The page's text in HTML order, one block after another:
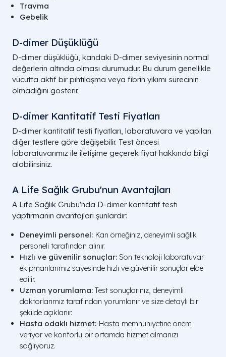
Travma
Gebelik
D-dimer Düşüklüğü
D-dimer düşüklüğü, kandaki D-dimer seviyesinin normal
değerlerin altında olması durumudur. Bu durum genellikle
vücutta aktif bir pıhtılaşma veya fibrin yıkımı sürecinin
olmadığını gösterir.
D-dimer Kantitatif Testi Fiyatları
D-dimer kantitatif testi fiyatları, laboratuvara ve yapılan
diğer testlere göre değişebilir. Test öncesi
laboratuvarımız ile iletişime geçerek fiyat hakkında bilgi
alabilirsiniz.
A Life Sağlık Grubu'nun Avantajları
A Life Sağlık Grubu'nda D-dimer kantitatif testi
yaptırmanın avantajları şunlardır:
Deneyimli personel: Kan örneğiniz, deneyimli sağlık
personeli tarafından alınır.
Hızlı ve güvenilir sonuçlar: Son teknoloji laboratuvar
ekipmanlarımız sayesinde hızlı ve güvenilir sonuçlar elde
edilir.
Uzman yorumlama: Test sonuçlarınız, deneyimli
doktorlarımız tarafından yorumlanır ve size detaylı bir
şekilde açıklanır.
Hasta odaklı hizmet: Hasta memnuniyetine önem
veriyor ve konforlu bir ortamda hizmet almanızı
sağlıyoruz.